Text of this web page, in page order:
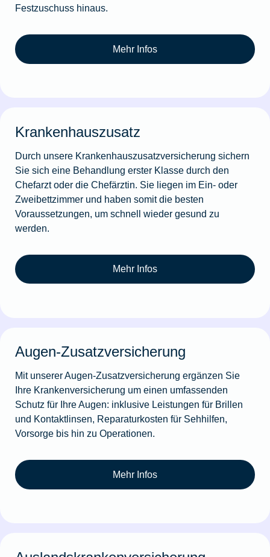
Festzuschuss hinaus.
Mehr Infos
Krankenhauszusatz
Durch unsere Krankenhauszusatzversicherung sichern
Sie sich eine Behandlung erster Klasse durch den
Chefarzt oder die Chefärztin. Sie liegen im Ein- oder
Zweibettzimmer und haben somit die besten
Voraussetzungen, um schnell wieder gesund zu
werden.
Mehr Infos
Augen-Zusatzversicherung
Mit unserer Augen-Zusatzversicherung ergänzen Sie
Ihre Krankenversicherung um einen umfassenden
Schutz für Ihre Augen: inklusive Leistungen für Brillen
und Kontaktlinsen, Reparaturkosten für Sehhilfen,
Vorsorge bis hin zu Operationen.
Mehr Infos